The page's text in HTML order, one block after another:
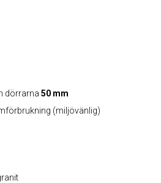
dörrarna 50 mm
(miljövänlig)